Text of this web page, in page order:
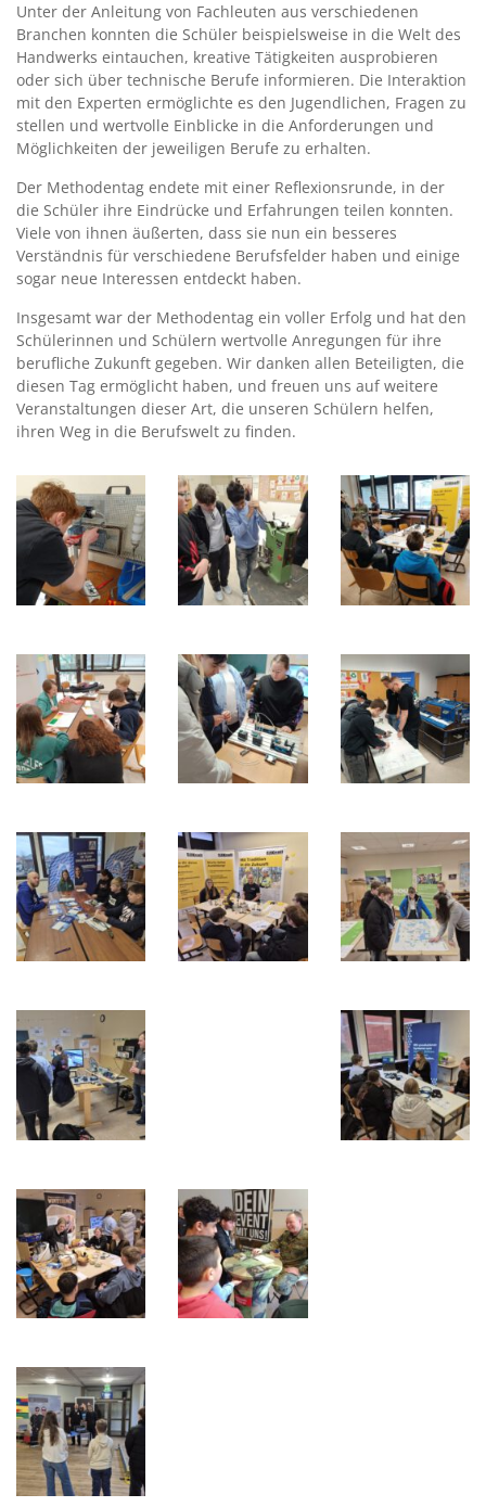
Unter der Anleitung von Fachleuten aus verschiedenen
Branchen konnten die Schüler beispielsweise in die Welt des
Handwerks eintauchen, kreative Tätigkeiten ausprobieren
oder sich über technische Berufe informieren. Die Interaktion
mit den Experten ermöglichte es den Jugendlichen, Fragen zu
stellen und wertvolle Einblicke in die Anforderungen und
Möglichkeiten der jeweiligen Berufe zu erhalten.
Der Methodentag endete mit einer Reflexionsrunde, in der
die Schüler ihre Eindrücke und Erfahrungen teilen konnten.
Viele von ihnen äußerten, dass sie nun ein besseres
Verständnis für verschiedene Berufsfelder haben und einige
sogar neue Interessen entdeckt haben.
Insgesamt war der Methodentag ein voller Erfolg und hat den
Schülerinnen und Schülern wertvolle Anregungen für ihre
berufliche Zukunft gegeben. Wir danken allen Beteiligten, die
diesen Tag ermöglicht haben, und freuen uns auf weitere
Veranstaltungen dieser Art, die unseren Schülern helfen,
ihren Weg in die Berufswelt zu finden.